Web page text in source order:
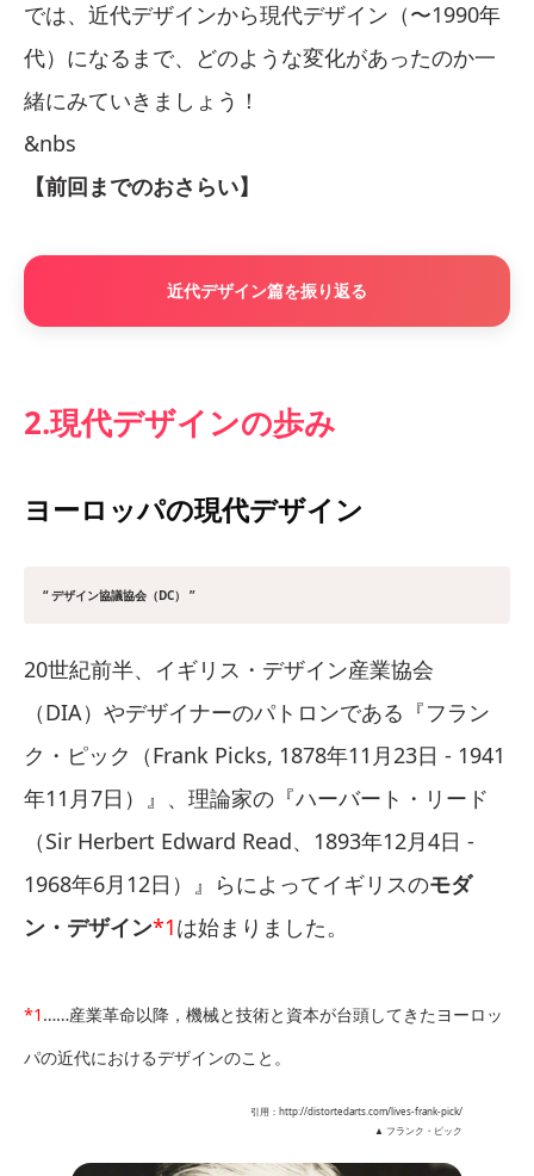
では、近代デザインから現代デザイン（〜1990年
代）になるまで、どのような変化があったのか一
緒にみていきましょう！
&nbs
【前回までのおさらい】
近代デザイン篇を振り返る
2.現代デザインの歩み
ヨーロッパの現代デザイン
“ デザイン協議協会（DC） ”
20世紀前半、イギリス・デザイン産業協会
（DIA）やデザイナーのパトロンである『フラン
ク・ピック（Frank Picks, 1878年11月23日 - 1941
年11月7日）』、理論家の『ハーバート・リード
（Sir Herbert Edward Read、1893年12月4日 -
1968年6月12日）』らによってイギリスのモダ
ン・デザイン*1は始まりました。
*1……産業革命以降，機械と技術と資本が台頭してきたヨーロッ
パの近代におけるデザインのこと。
引用：http://distortedarts.com/lives-frank-pick/
▲ フランク・ピック